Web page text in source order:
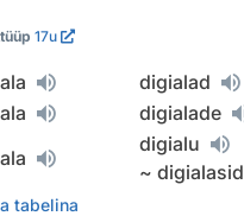
17u
digialad
digialade
digialu
~ digialasid
tabelina